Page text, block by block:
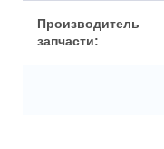
Производитель
запчасти: